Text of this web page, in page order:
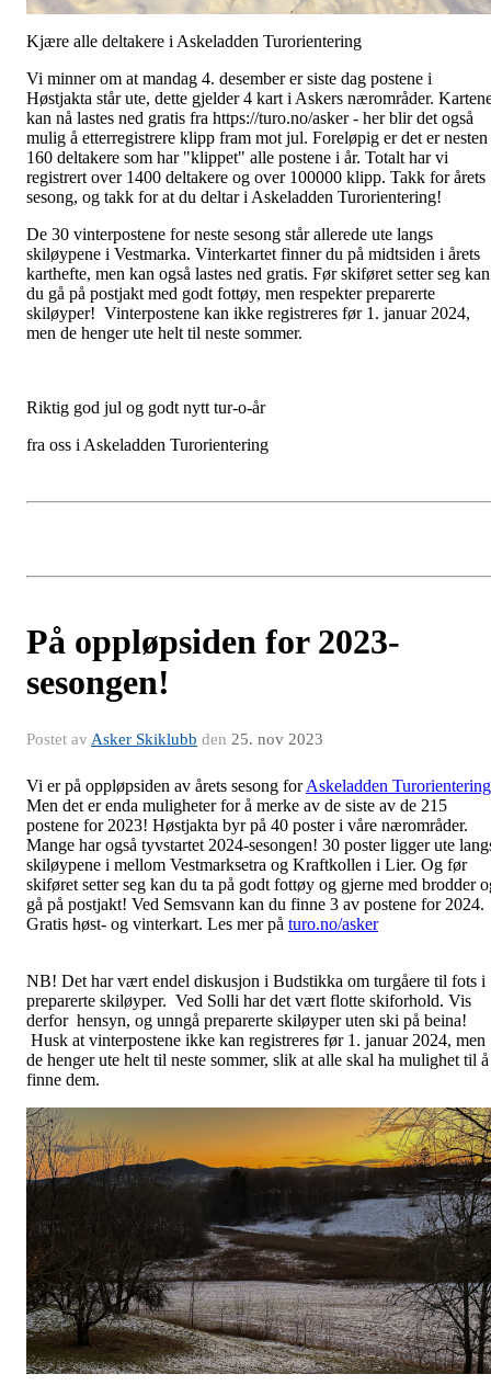
Kjære alle deltakere i Askeladden Turorientering
Vi minner om at mandag 4. desember er siste dag postene i
Høstjakta står ute, dette gjelder 4 kart i Askers nærområder.
kan nå lastes ned gratis fra https://turo.no/asker - her blir det også
mulig å etterregistrere klipp fram mot jul. Foreløpig er det er nesten
160 deltakere som har "klippet" alle postene i år. Totalt har vi
registrert over 1400 deltakere og over 100000 klipp. Takk for årets
sesong, og takk for at du deltar i Askeladden Turorientering!
De 30 vinterpostene for neste sesong står allerede ute langs
skiløypene i Vestmarka. Vinterkartet finner du på midtsiden i årets
karthefte, men kan også lastes ned gratis. Før skiføret setter seg kan
du gå på postjakt med godt fottøy, men respekter preparerte
skiløyper! Vinterpostene kan ikke registreres før 1. januar 2024,
men de henger ute helt til neste sommer.
Riktig god jul og godt nytt tur-o-år
fra oss i Askeladden Turorientering
På oppløpsiden for 2023-
sesongen!
Postet av Asker Skiklubb den 25. nov 2023
Vi er på oppløpsiden av årets sesong forAskeladden Turorientering
Men det er enda muligheter for å merke av de siste av de 215
postene for 2023! Høstjakta byr på 40 poster i våre nærområder.
Mange har også tyvstartet 2024-sesongen! 30 poster ligger ute
skiløypene i mellom Vestmarksetra og Kraftkollen i Lier. Og før
skiføret setter seg kan du ta på godt fottøy og gjerne med brodder
gå på postjakt! Ved Semsvann kan du finne 3 av postene for 2024.
Gratis høst- og vinterkart. Les mer på turo.no/asker
NB! Det har vært endel diskusjon i Budstikka om turgåere til fots i
preparerte skiløyper. Ved Solli har det vært flotte skiforhold. Vis
derfor hensyn, og unngå preparerte skiløyper uten ski på beina!
Husk at vinterpostene ikke kan registreres før 1. januar 2024, men
de henger ute helt til neste sommer, slik at alle skal ha mulighet til å
finne dem.